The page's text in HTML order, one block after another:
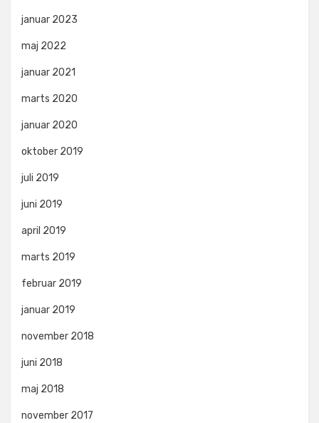
januar 2023
maj 2022
januar 2021
marts 2020
januar 2020
oktober 2019
juli 2019
juni 2019
april 2019
marts 2019
februar 2019
januar 2019
november 2018
juni 2018
maj 2018
november 2017